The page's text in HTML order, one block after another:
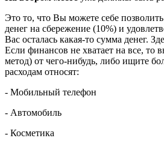
Это то, что Вы можете себе
денег на сбережение (10%) и
Вас осталась какая-то сумма денег.
Если финансов не хватает на все, то
метод) от чего-нибудь, либо ищите
расходам относят:
- Мобильный телефон
- Автомобиль
- Косметика